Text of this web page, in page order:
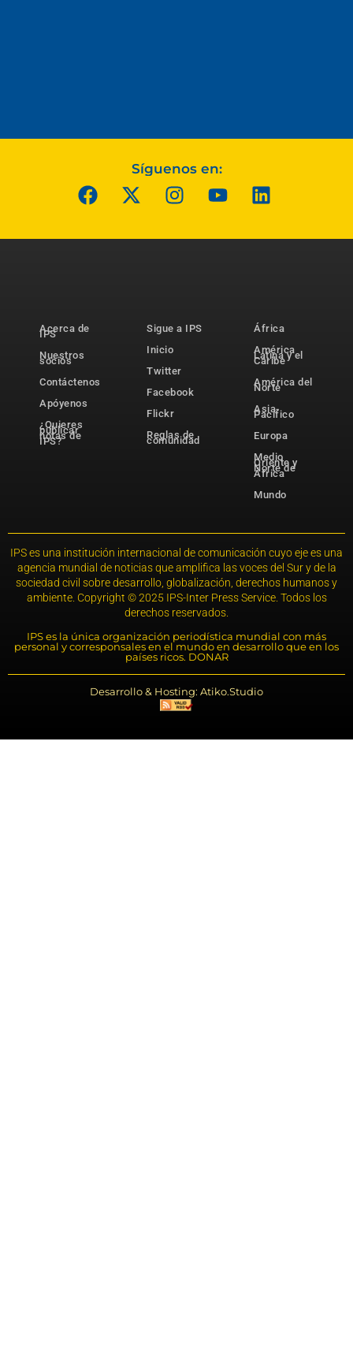
Síguenos en:
Acerca de
IPS
Nuestros
socios
Contáctenos
Apóyenos
¿Quieres
publicar
notas de
IPS?
Sigue a IPS
Inicio
Twitter
Facebook
Flickr
Reglas de
comunidad
África
América
Latina y el
Caribe
América del
Norte
Asia-
Pacífico
Europa
Medio
Oriente y
Norte de
África
Mundo
IPS es una institución internacional de comunicación cuyo eje es una
agencia mundial de noticias que amplifica las voces del Sur y de la
sociedad civil sobre desarrollo, globalización, derechos humanos y
ambiente. Copyright © 2025 IPS-Inter Press Service. Todos los
derechos reservados.
IPS es la única organización periodística mundial con más
personal y corresponsales en el mundo en desarrollo que en los
países ricos. DONAR
Desarrollo & Hosting: Atiko.Studio